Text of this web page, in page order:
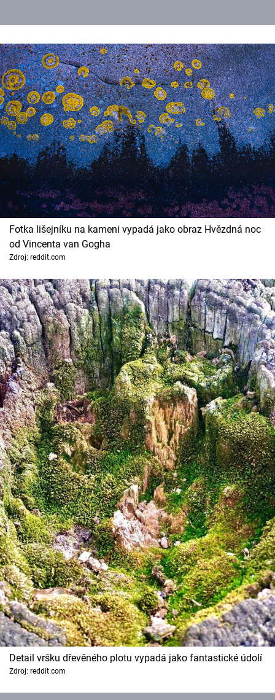
Fotka lišejníku na kameni vypadá jako obraz Hvězdná noc
od Vincenta van Gogha
Zdroj: reddit.com
Detail vršku dřevěného plotu vypadá jako fantastické údolí
Zdroj: reddit.com